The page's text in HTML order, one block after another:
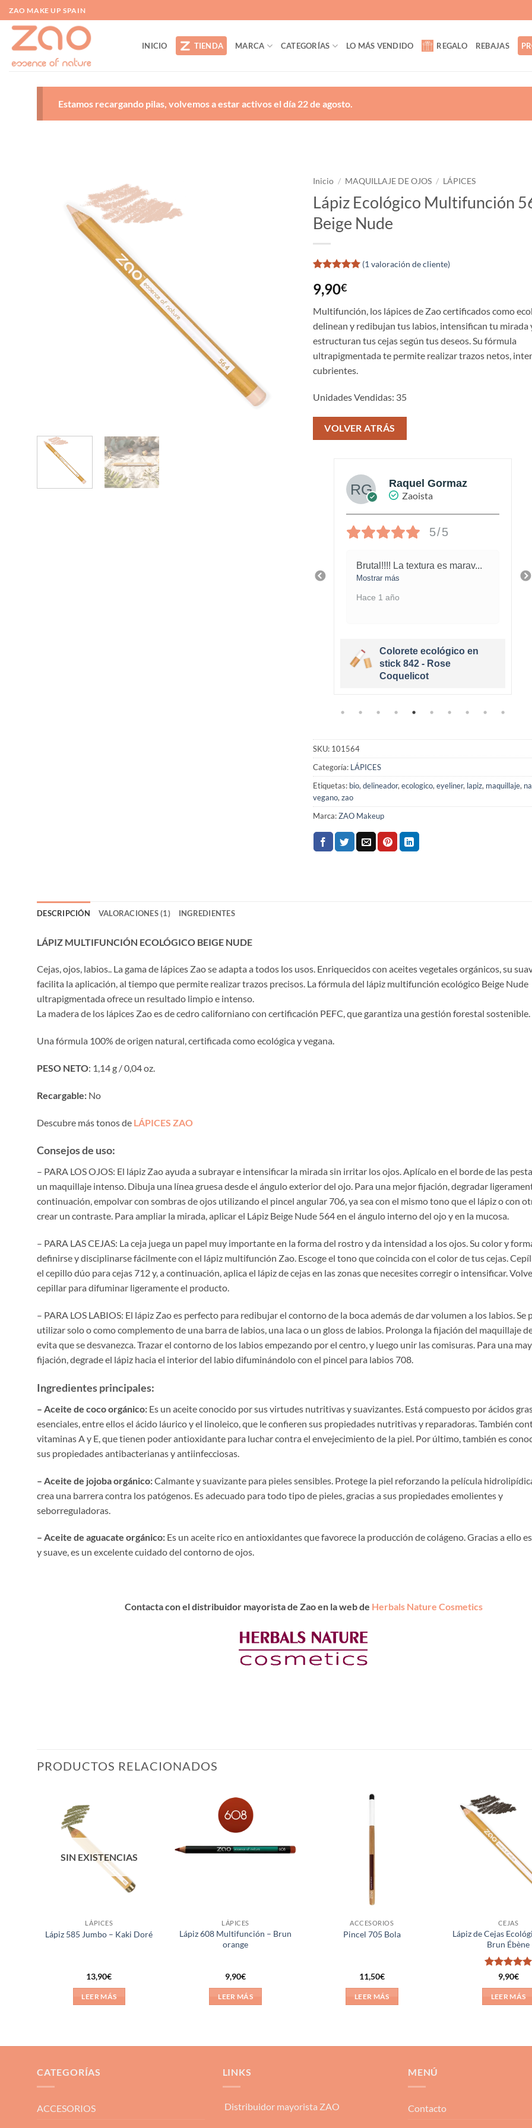
Saltar
al
contenido
ZAO MAKE UP SPAIN
INICIO TIENDA MARCA CATEGORÍAS LO MÁS VENDIDO REGALO REBAJAS
Estamos recargando pilas, volvemos a estar activos el día 22 de agosto.
Inicio / MAQUILLAJE DE OJOS / LÁPICES
Lápiz Ecológico Multifunción
Beige Nude
con5de 5
en base a
valoración
de un
cliente
(1 valoración de cliente)
9,90€
Multifunción, los lápices de Zao certificados como
delinean y redibujan tus labios, intensifican tu mirada
estructuran tus cejas según tus deseos. Su fórmula
ultrapigmentada te permite realizar trazos netos,
cubrientes.
Unidades Vendidas: 35
VOLVER ATRÁS
ELISABETH L. Raquel Gormaz
Zaoista
5/5
Brutal!!!! La textura es marav...
Mostrar más
Hace 1 año
Colorete ecológico en
stick 842 - Rose
Coquelicot
SKU: 101564
Categoría: LÁPICES
Etiquetas: bio, delineador, ecologico, eyeliner, lapiz, maquillaje,
vegano, zao
Marca:ZAO Makeup
DESCRIPCIÓN VALORACIONES (1) INGREDIENTES
LÁPIZ MULTIFUNCIÓN ECOLÓGICO BEIGE NUDE
Cejas, ojos, labios.. La gama de lápices Zao se adapta a todos los usos. Enriquecidos con aceites vegetales orgánicos, su
facilita la aplicación, al tiempo que permite realizar trazos precisos. La fórmula del lápiz multifunción ecológico Beige Nude
ultrapigmentada ofrece un resultado limpio e intenso.
La madera de los lápices Zao es de cedro californiano con certificación PEFC, que garantiza una gestión forestal sostenible.
Una fórmula 100% de origen natural, certificada como ecológica y vegana.
PESO NETO: 1,14 g / 0,04 oz.
Recargable: No
Descubre más tonos de LÁPICES ZAO
Consejos de uso:
– PARA LOS OJOS: El lápiz Zao ayuda a subrayar e intensificar la mirada sin irritar los ojos. Aplícalo en el borde de las
un maquillaje intenso. Dibuja una línea gruesa desde el ángulo exterior del ojo. Para una mejor fijación, degradar
continuación, empolvar con sombras de ojos utilizando el pincel angular 706, ya sea con el mismo tono que el lápiz o con
crear un contraste. Para ampliar la mirada, aplicar el Lápiz Beige Nude 564 en el ángulo interno del ojo y en la mucosa.
– PARA LAS CEJAS: La ceja juega un papel muy importante en la forma del rostro y da intensidad a los ojos. Su color y
definirse y disciplinarse fácilmente con el lápiz multifunción Zao. Escoge el tono que coincida con el color de tus cejas.
el cepillo dúo para cejas 712 y, a continuación, aplica el lápiz de cejas en las zonas que necesites corregir o intensificar.
cepillar para difuminar ligeramente el producto.
– PARA LOS LABIOS: El lápiz Zao es perfecto para redibujar el contorno de la boca además de dar volumen a los labios. Se
utilizar solo o como complemento de una barra de labios, una laca o un gloss de labios. Prolonga la fijación del maquillaje
evita que se desvanezca. Trazar el contorno de los labios empezando por el centro, y luego unir las comisuras. Para una
fijación, degrade el lápiz hacia el interior del labio difuminándolo con el pincel para labios 708.
Ingredientes principales:
– Aceite de coco orgánico: Es un aceite conocido por sus virtudes nutritivas y suavizantes. Está compuesto por ácidos
esenciales, entre ellos el ácido láurico y el linoleico, que le confieren sus propiedades nutritivas y reparadoras. También
vitaminas A y E, que tienen poder antioxidante para luchar contra el envejecimiento de la piel. Por último, también es
sus propiedades antibacterianas y antiinfecciosas.
– Aceite de jojoba orgánico:Calmante y suavizante para pieles sensibles. Protege la piel reforzando la película
crea una barrera contra los patógenos. Es adecuado para todo tipo de pieles, gracias a sus propiedades emolientes y
seborreguladoras.
– Aceite de aguacate orgánico: Es un aceite rico en antioxidantes que favorece la producción de colágeno. Gracias a ello
y suave, es un excelente cuidado del contorno de ojos.
Contacta con el distribuidor mayorista de Zao en la web de Herbals Nature Cosmetics
PRODUCTOS RELACIONADOS
SIN EXISTENCIAS
LÁPICES
Lápiz 585 Jumbo – Kaki Doré
13,90€
LEER MÁS
deseos
LÁPICES
Lápiz 608 Multifunción – Brun
orange
9,90€
LEER MÁS
ACCESORIOS
Pincel 705 Bola
11,50€
LEER MÁS
CEJAS
Lápiz de Cejas
Brun Ébène
Valorado
9,90€
LEER MÁS
CATEGORÍAS
ACCESORIOS
LINKS
Distribuidor mayorista ZAO
MENÚ
Contacto